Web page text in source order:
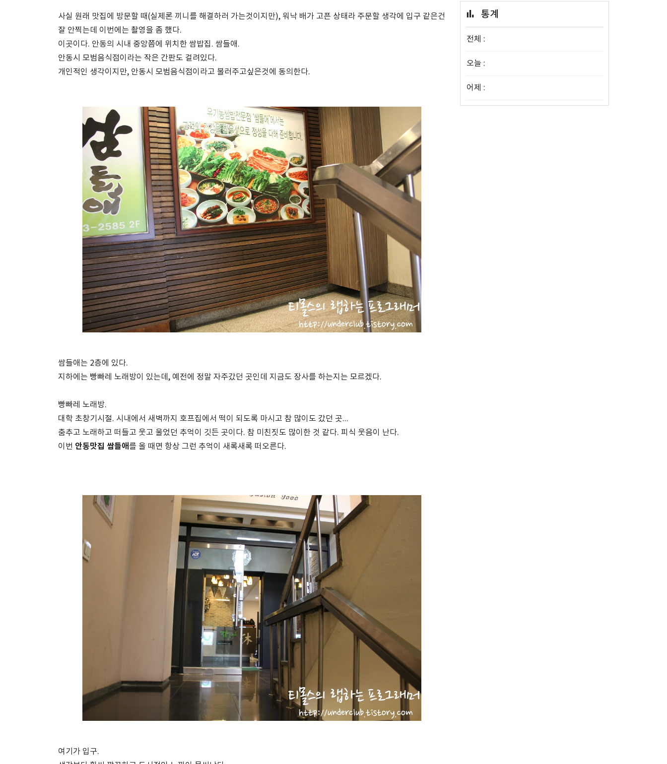
사실 원래 맛집에 방문할 때(실제론 끼니를 해결하러 가는것이지만), 워낙 배가 고픈 상태라 주문할 생각에 입구 같은건
잘 안찍는데 이번에는 촬영을 좀 했다.
이곳이다. 안동의 시내 중앙쯤에 위치한 쌈밥집. 쌈들애.
안동시 모범음식점이라는 작은 간판도 걸려있다.
개인적인 생각이지만, 안동시 모범음식점이라고 불러주고싶은것에 동의한다.
쌈들애는 2층에 있다.
지하에는 빵빠레 노래방이 있는데, 예전에 정말 자주갔던 곳인데 지금도 장사를 하는지는 모르겠다.
빵빠레 노래방.
대학 초창기시절. 시내에서 새벽까지 호프집에서 떡이 되도록 마시고 참 많이도 갔던 곳...
춤추고 노래하고 떠들고 웃고 울었던 추억이 깃든 곳이다. 참 미친짓도 많이한 것 같다. 피식 웃음이 난다.
이번 안동맛집 쌈들애 를 올 때면 항상 그런 추억이 새록새록 떠오른다.
여기가 입구.
통계
전체 :
오늘 :
어제 :